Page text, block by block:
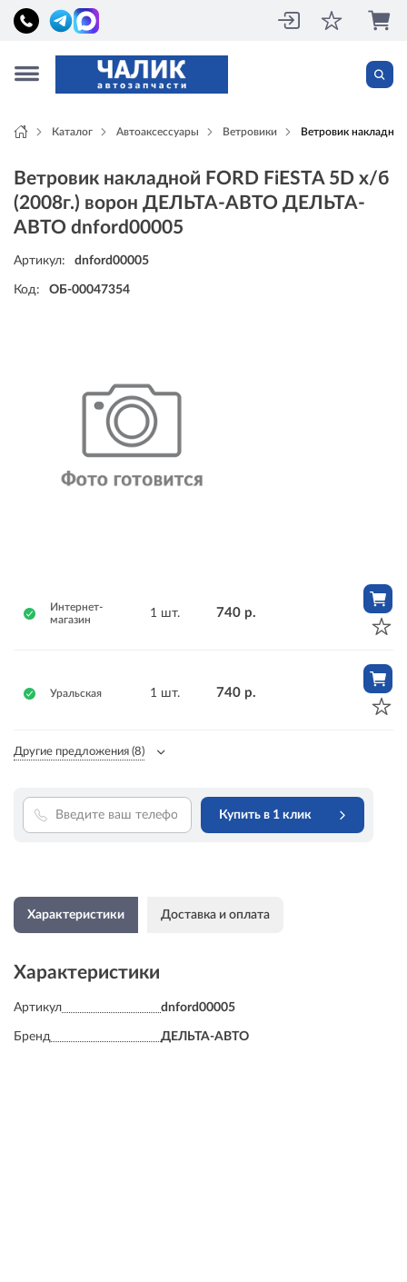
Каталог Автоаксессуары Ветровики Ветровик
Ветровик накладной FORD FiESTA 5D х/б
(2008г.) ворон ДЕЛЬТА-АВТО ДЕЛЬТА-
АВТО dnford00005
Артикул: dnford00005
Код: ОБ-00047354
Интернет-
магазин
1 шт. 740 р.
Уральская 1 шт. 740 р.
Другие предложения (8)
Купить в 1 клик
Характеристики Доставка и оплата
Характеристики
Артикул dnford00005
Бренд ДЕЛЬТА-АВТО